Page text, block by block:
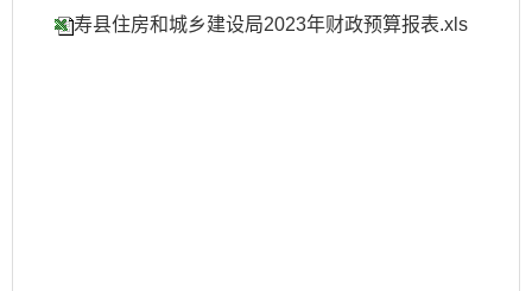
寿县住房和城乡建设局2023年财政预算报表.xls